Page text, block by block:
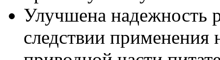
Улучшена надежность
следствии применения